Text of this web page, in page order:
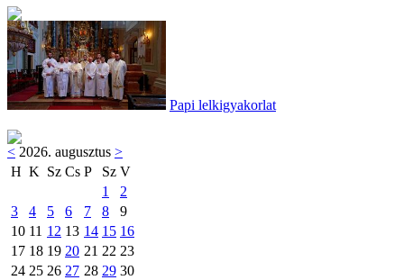
Papi lelkigyakorlat
< 2026. augusztus >
H K Sz Cs P Sz V
1
2
3
4 5 6 7 8
9
10 11 12 13 14 15 16
17 18 19 20 21 22 23
24 25 26 27 28 29 30